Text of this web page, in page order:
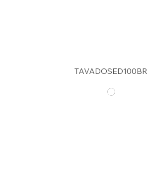
TAVADOSED100BR